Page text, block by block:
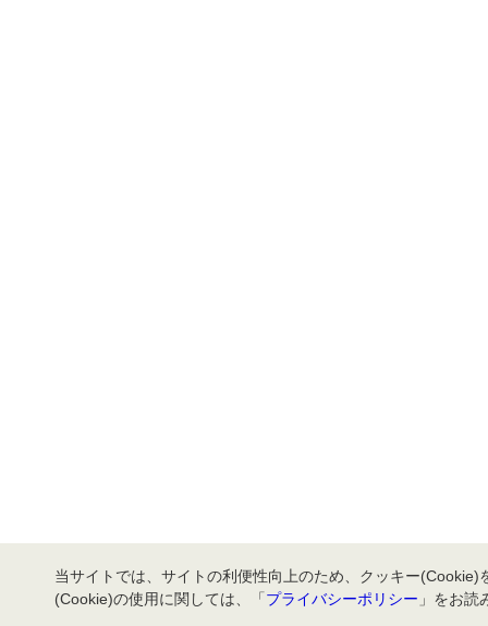
当サイトでは、サイトの利便性向上のため、クッキー
(Cookie)の使用に関しては、「プライバシーポリシー 」をお読